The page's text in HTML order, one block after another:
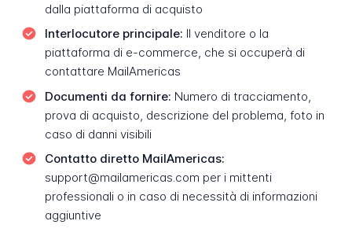
dalla piattaforma di acquisto
Interlocutore principale: Il venditore o la
piattaforma di e-commerce, che si occuperà di
contattare MailAmericas
Documenti da fornire: Numero di tracciamento,
prova di acquisto, descrizione del problema, foto in
caso di danni visibili
Contatto diretto MailAmericas:
support@mailamericas.com per i mittenti
professionali o in caso di necessità di informazioni
aggiuntive